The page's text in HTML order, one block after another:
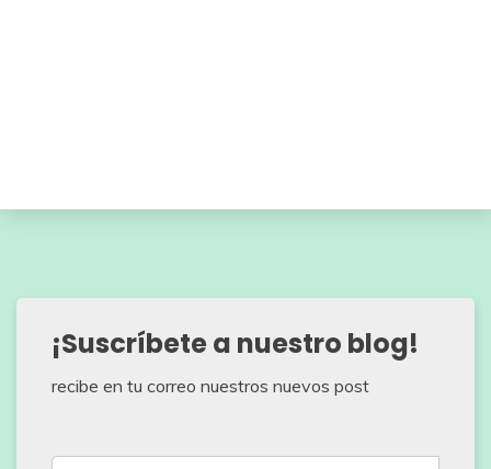
¡Suscríbete a nuestro blog!
recibe en tu correo nuestros nuevos post